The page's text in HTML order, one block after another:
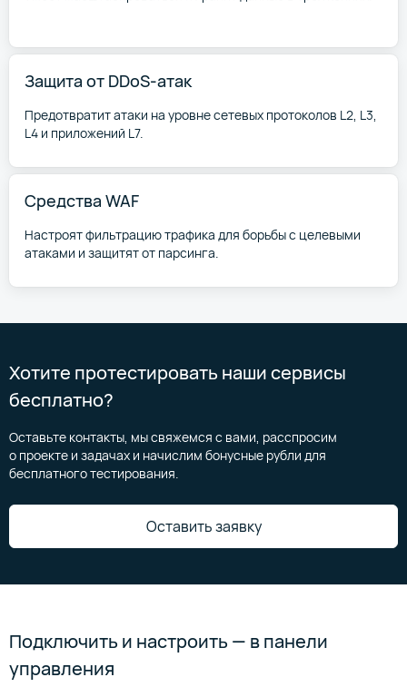
Защита от DDoS-атак
Предотвратит атаки на уровне сетевых протоколов L2, L3,
L4 и приложений L7.
Средства WAF
Настроят фильтрацию трафика для борьбы с целевыми
атаками и защитят от парсинга.
Хотите протестировать наши сервисы
бесплатно?
Оставьте контакты, мы свяжемся с вами, расспросим
о проекте и задачах и начислим бонусные рубли для
бесплатного тестирования.
Оставить заявку
Подключить и настроить — в панели
управления